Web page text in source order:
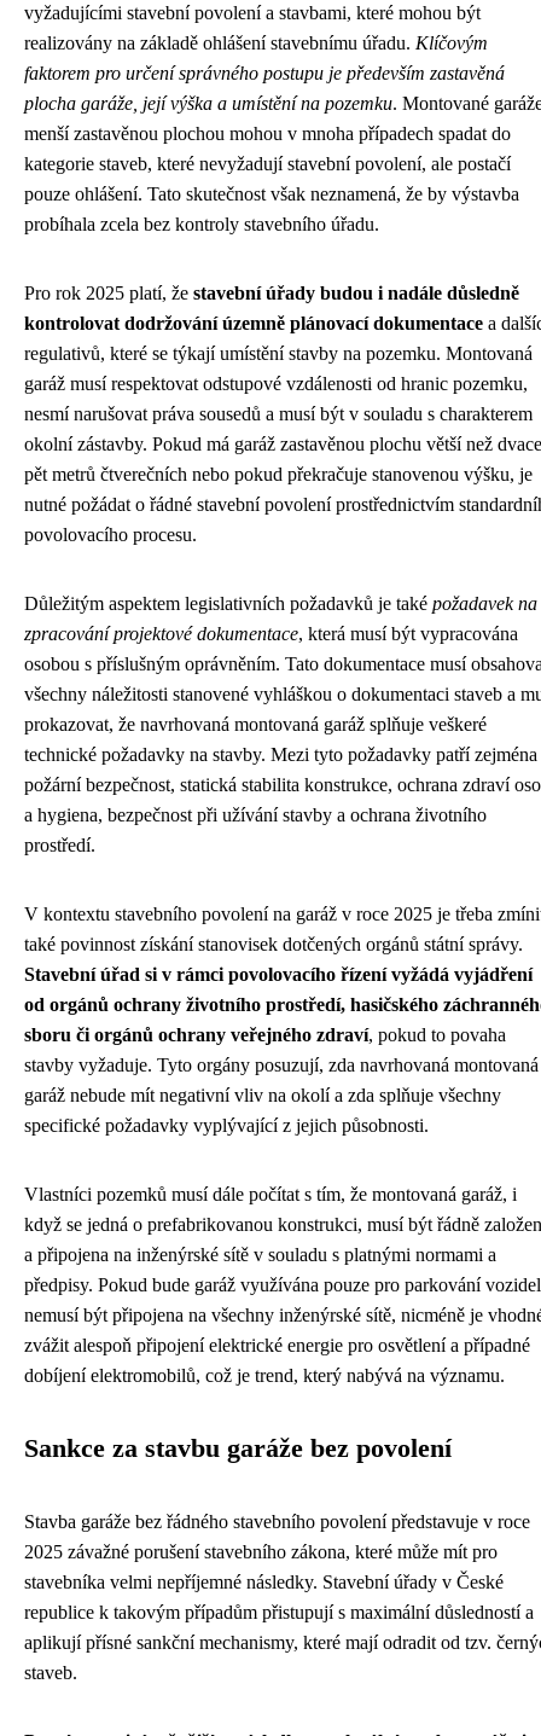
vyžadujícími stavební povolení a stavbami, které mohou být
realizovány na základě ohlášení stavebnímu úřadu. Klíčovým
faktorem pro určení správného postupu je především zastavěná
plocha garáže, její výška a umístění na pozemku. Montované
menší zastavěnou plochou mohou v mnoha případech spadat do
kategorie staveb, které nevyžadují stavební povolení, ale postačí
pouze ohlášení. Tato skutečnost však neznamená, že by výstavba
probíhala zcela bez kontroly stavebního úřadu.
Pro rok 2025 platí, že stavební úřady budou i nadále důsledně
kontrolovat dodržování územně plánovací dokumentace a
regulativů, které se týkají umístění stavby na pozemku. Montovaná
garáž musí respektovat odstupové vzdálenosti od hranic pozemku,
nesmí narušovat práva sousedů a musí být v souladu s charakterem
okolní zástavby. Pokud má garáž zastavěnou plochu větší než
pět metrů čtverečních nebo pokud překračuje stanovenou výšku, je
nutné požádat o řádné stavební povolení prostřednictvím
povolovacího procesu.
Důležitým aspektem legislativních požadavků je také požadavek na
zpracování projektové dokumentace, která musí být vypracována
osobou s příslušným oprávněním. Tato dokumentace musí
všechny náležitosti stanovené vyhláškou o dokumentaci staveb a
prokazovat, že navrhovaná montovaná garáž splňuje veškeré
technické požadavky na stavby. Mezi tyto požadavky patří zejména
požární bezpečnost, statická stabilita konstrukce, ochrana zdraví
a hygiena, bezpečnost při užívání stavby a ochrana životního
prostředí.
V kontextu stavebního povolení na garáž v roce 2025 je třeba
také povinnost získání stanovisek dotčených orgánů státní správy.
Stavební úřad si v rámci povolovacího řízení vyžádá vyjádření
od orgánů ochrany životního prostředí, hasičského
sboru či orgánů ochrany veřejného zdraví, pokud to povaha
stavby vyžaduje. Tyto orgány posuzují, zda navrhovaná montovaná
garáž nebude mít negativní vliv na okolí a zda splňuje všechny
specifické požadavky vyplývající z jejich působnosti.
Vlastníci pozemků musí dále počítat s tím, že montovaná garáž, i
když se jedná o prefabrikovanou konstrukci, musí být řádně
a připojena na inženýrské sítě v souladu s platnými normami a
předpisy. Pokud bude garáž využívána pouze pro parkování
nemusí být připojena na všechny inženýrské sítě, nicméně je
zvážit alespoň připojení elektrické energie pro osvětlení a případné
dobíjení elektromobilů, což je trend, který nabývá na významu.
Sankce za stavbu garáže bez povolení
Stavba garáže bez řádného stavebního povolení představuje v roce
2025 závažné porušení stavebního zákona, které může mít pro
stavebníka velmi nepříjemné následky. Stavební úřady v České
republice k takovým případům přistupují s maximální důsledností a
aplikují přísné sankční mechanismy, které mají odradit od tzv.
staveb.